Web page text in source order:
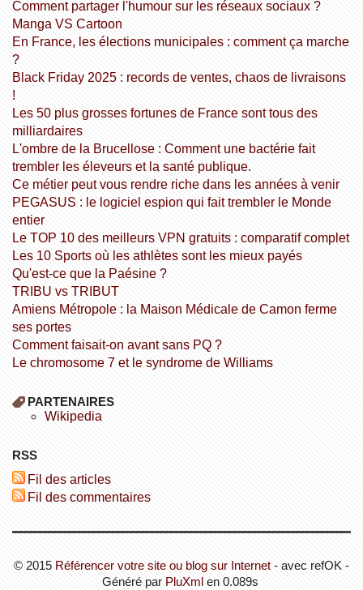
Comment partager l'humour sur les réseaux sociaux ?
Manga VS Cartoon
En France, les élections municipales : comment ça marche
?
Black Friday 2025 : records de ventes, chaos de livraisons
!
Les 50 plus grosses fortunes de France sont tous des
milliardaires
L'ombre de la Brucellose : Comment une bactérie fait
trembler les éleveurs et la santé publique.
Ce métier peut vous rendre riche dans les années à venir
PEGASUS : le logiciel espion qui fait trembler le Monde
entier
Le TOP 10 des meilleurs VPN gratuits : comparatif complet
Les 10 Sports où les athlètes sont les mieux payés
Qu'est-ce que la Paésine ?
TRIBU vs TRIBUT
Amiens Métropole : la Maison Médicale de Camon ferme
ses portes
Comment faisait-on avant sans PQ ?
Le chromosome 7 et le syndrome de Williams
PARTENAIRES
wikipedia
RSS
Fil des articles
Fil des commentaires
© 2015 Référencer votre site ou blog sur Internet - avec refOK -
Généré par PluXmlen 0.089s